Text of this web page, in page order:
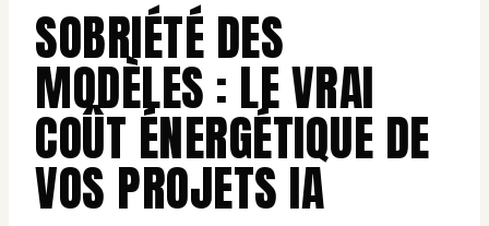
SOBRIÉTÉ DES
MODÈLES : LE VRAI
COÛT ÉNERGÉTIQUE DE
VOS PROJETS IA